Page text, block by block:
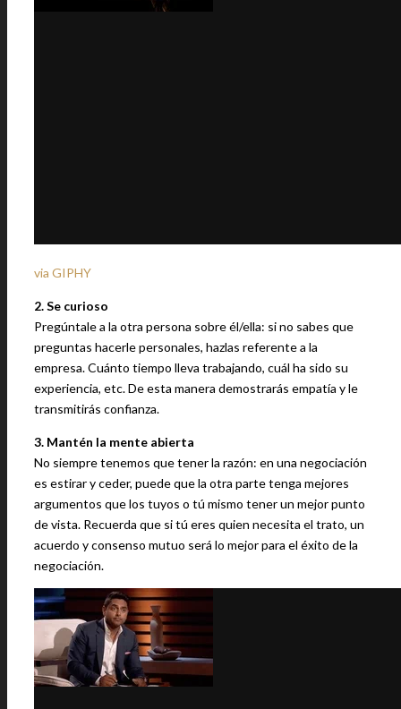
via GIPHY
2. Se curioso
Pregúntale a la otra persona sobre él/ella: si no sabes que
preguntas hacerle personales, hazlas referente a la
empresa. Cuánto tiempo lleva trabajando, cuál ha sido su
experiencia, etc. De esta manera demostrarás empatía y le
transmitirás confianza.
3. Mantén la mente abierta
No siempre tenemos que tener la razón: en una negociación
es estirar y ceder, puede que la otra parte tenga mejores
argumentos que los tuyos o tú mismo tener un mejor punto
de vista. Recuerda que si tú eres quien necesita el trato, un
acuerdo y consenso mutuo será lo mejor para el éxito de la
negociación.